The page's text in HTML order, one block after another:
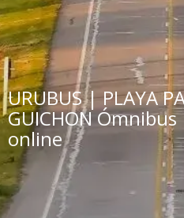
URUBUS | PLAYA
GUICHON
online